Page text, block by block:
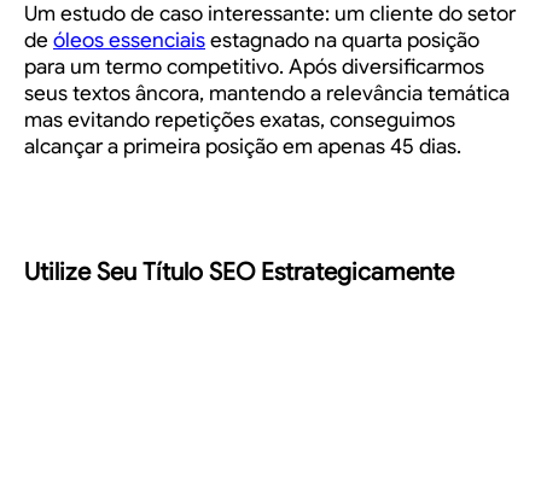
Um estudo de caso interessante: um cliente do setor
de óleos essenciaisestagnado na quarta posição
para um termo competitivo. Após diversificarmos
seus textos âncora, mantendo a relevância temática
mas evitando repetições exatas, conseguimos
alcançar a primeira posição em apenas 45 dias.
Utilize Seu Título SEO Estrategicamente